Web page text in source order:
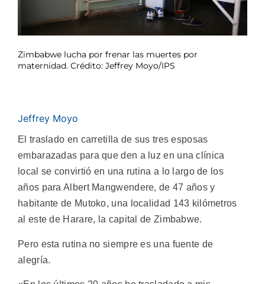
Zimbabwe lucha por frenar las muertes por
maternidad. Crédito: Jeffrey Moyo/IPS
Jeffrey Moyo
El traslado en carretilla de sus tres esposas
embarazadas para que den a luz en una clínica
local se convirtió en una rutina a lo largo de los
años para Albert Mangwendere, de 47 años y
habitante de Mutoko, una localidad 143 kilómetros
al este de Harare, la capital de Zimbabwe.
Pero esta rutina no siempre es una fuente de
alegría.